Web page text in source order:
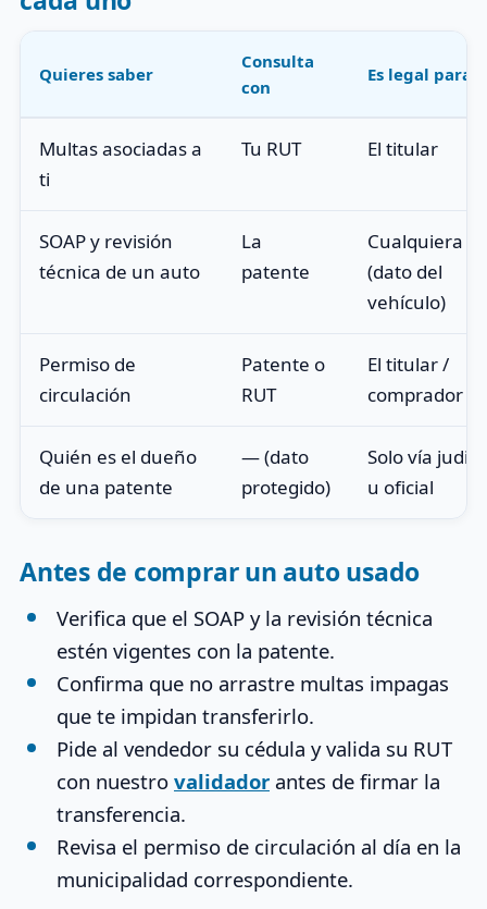
Quieres saber
Consulta
con
Es legal para
Multas asociadas a
ti
Tu RUT El titular
SOAP y revisión
técnica de un auto
La
patente
Cualquiera
(dato del
vehículo)
Permiso de
circulación
Patente o
RUT
El titular /
comprador
Quién es el dueño
de una patente
— (dato
protegido)
Solo vía
u oficial
Antes de comprar un auto usado
Verifica que el SOAP y la revisión técnica
estén vigentes con la patente.
Confirma que no arrastre multas impagas
que te impidan transferirlo.
Pide al vendedor su cédula y valida su RUT
con nuestro validador antes de firmar la
transferencia.
Revisa el permiso de circulación al día en la
municipalidad correspondiente.